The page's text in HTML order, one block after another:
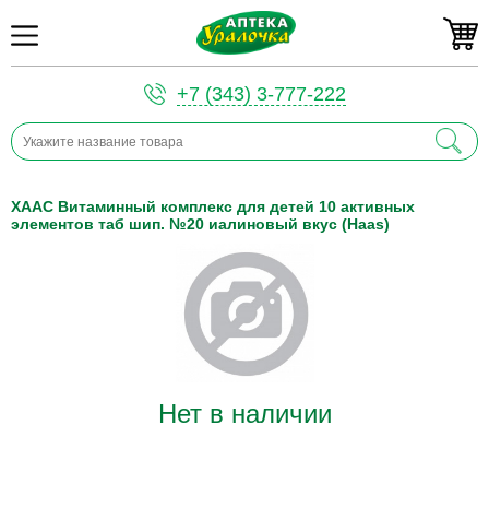
+7 (343) 3-777-222
ХААС Витаминный комплекс для детей 10 активных
элементов таб шип. №20 иалиновый вкус (Haas)
Нет в наличии